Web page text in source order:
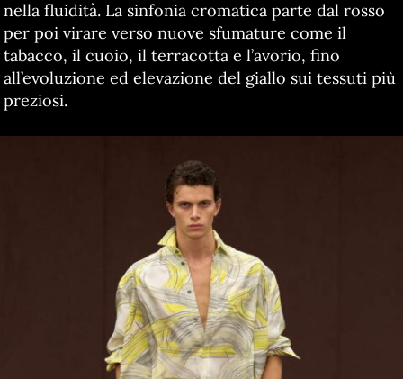
nella fluidità. La sinfonia cromatica parte dal rosso
per poi virare verso nuove sfumature come il
tabacco, il cuoio, il terracotta e l’avorio, fino
all’evoluzione ed elevazione del giallo sui tessuti più
preziosi.